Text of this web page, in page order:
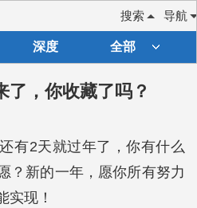
导航
搜索
深度 全部
了，你收藏了吗？
有2天就过年了，你有什么
？新的一年，愿你所有努力
实现！